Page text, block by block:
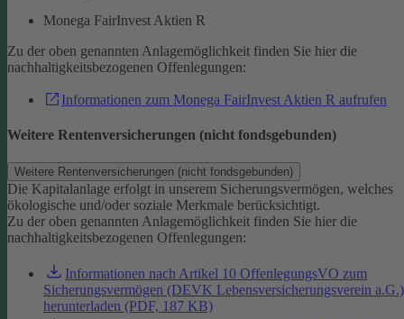
Monega FairInvest Aktien R
Zu der oben genannten Anlagemöglichkeit finden Sie hier die
nachhaltigkeitsbezogenen Offenlegungen:
Informationen zum Monega FairInvest Aktien R aufrufen
Weitere Rentenversicherungen (nicht fondsgebunden)
Weitere Rentenversicherungen (nicht fondsgebunden)
Die Kapitalanlage erfolgt in unserem Sicherungsvermögen, welches
ökologische und/oder soziale Merkmale berücksichtigt.
Zu der oben genannten Anlagemöglichkeit finden Sie hier die
nachhaltigkeitsbezogenen Offenlegungen:
Informationen nach Artikel 10 OffenlegungsVO zum
Sicherungsvermögen (DEVK Lebensversicherungsverein a.G.)
herunterladen (PDF, 187 KB)